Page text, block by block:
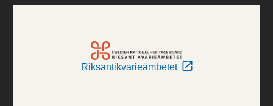
Riksantikvarieämbetet